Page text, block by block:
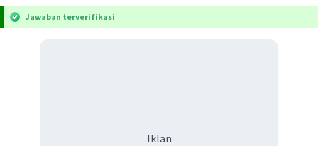
Jawaban terverifikasi
Iklan